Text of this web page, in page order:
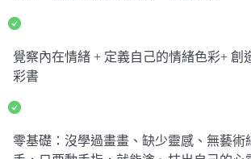
覺察內在情緒 + 定義自己的情緒色彩+ 創
彩書
零基礎：沒學過畫畫、缺少靈感、無藝術